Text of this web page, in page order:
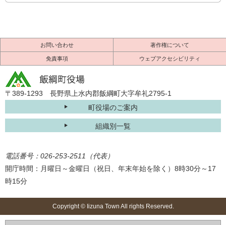
お問い合わせ 著作権について
免責事項 ウェブアクセシビリティ
〒389-1293 長野県上水内郡飯綱町大字牟礼2795-1
町役場のご案内
組織別一覧
電話番号：026-253-2511（代表）
開庁時間：月曜日～金曜日（祝日、年末年始を除く）8時30分～17
時15分
Copyright © Iizuna Town All rights Reserved.